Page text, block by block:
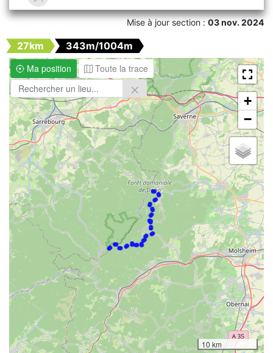
Mise à jour section :03 nov. 2024
27km
343m/1004m
Ma position
Toute la trace
+
−
10 km